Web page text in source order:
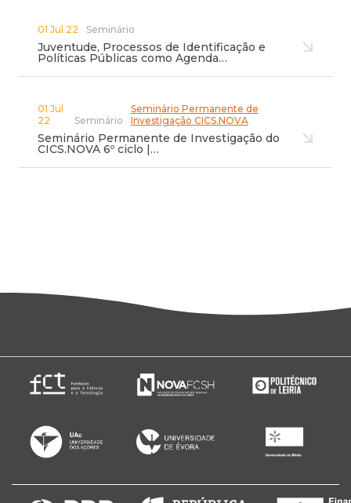
01 Jul 22 Seminário
Juventude, Processos de Identificação e
Políticas Públicas como Agenda…
01 Jul
22
Seminário Permanente de
Investigação CICS.NOVA
Seminário
Seminário Permanente de Investigação do
CICS.NOVA 6º ciclo |…